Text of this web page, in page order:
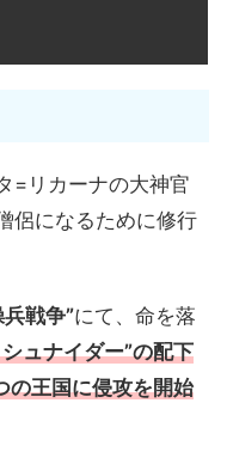
=リカーナの大神官
侶になるために修行
戦争”にて、命を落
ュナイダー”の配下
の王国に侵攻を開始